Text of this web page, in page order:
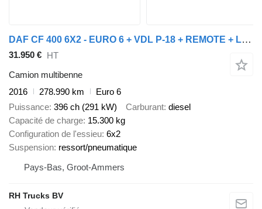
DAF CF 400 6X2 - EURO 6 + VDL P-18 + REMOTE + LIFT AXLE
31.950 € HT
Camion multibenne
2016
278.990 km
Euro 6
Puissance 396 ch (291 kW) Carburant diesel
Capacité de charge 15.300 kg
Configuration de l'essieu 6x2
Suspension ressort/pneumatique
Pays-Bas, Groot-Ammers
RH Trucks BV